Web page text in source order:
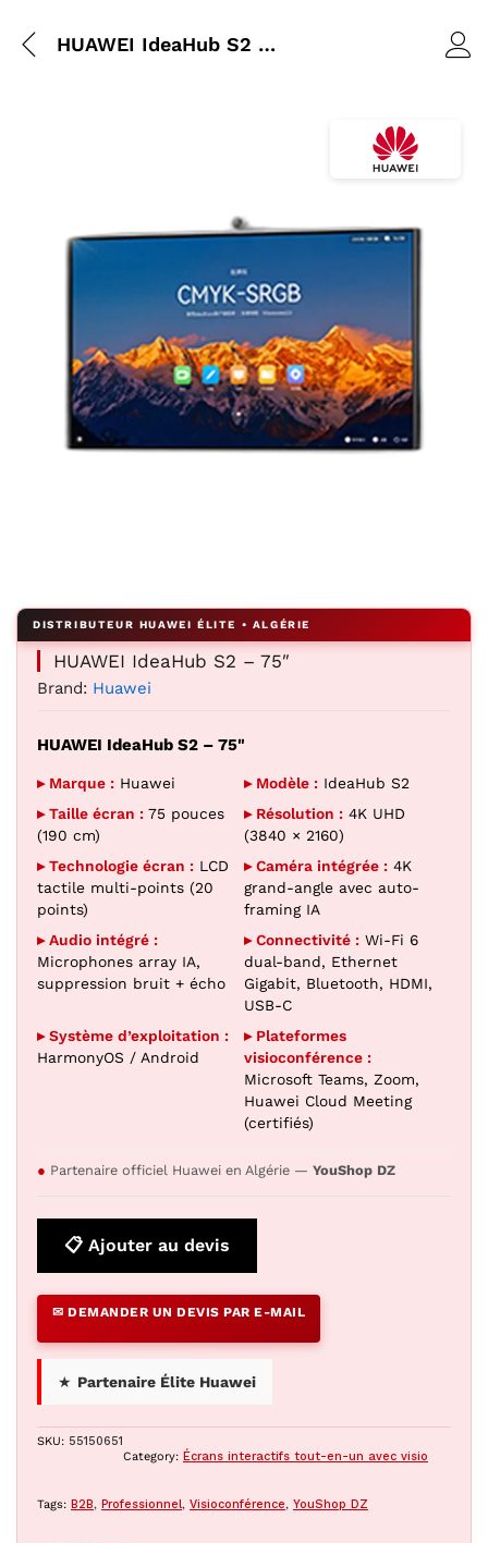
HUAWEI IdeaHub S2 – 75″
HUAWEI IdeaHub S2 – 75″
Brand: Huawei
HUAWEI IdeaHub S2 – 75"
▸ Marque : Huawei ▸ Modèle : IdeaHub S2
▸ Taille écran : 75 pouces
(190 cm)
▸ Résolution : 4K UHD
(3840 × 2160)
▸ Technologie écran : LCD
tactile multi-points (20
points)
▸ Caméra intégrée : 4K
grand-angle avec auto-
framing IA
▸ Audio intégré :
Microphones array IA,
suppression bruit + écho
▸ Connectivité : Wi-Fi 6
dual-band, Ethernet
Gigabit, Bluetooth, HDMI,
USB-C
▸ Système d’exploitation :
HarmonyOS / Android
▸ Plateformes
visioconférence :
Microsoft Teams, Zoom,
Huawei Cloud Meeting
(certifiés)
● Partenaire officiel Huawei en Algérie — YouShop DZ
📋 Ajouter au devis
✉ DEMANDER UN DEVIS PAR E-MAIL
★ Partenaire Élite Huawei
SKU: 55150651
Category: Écrans interactifs tout-en-un avec visio
Tags: B2B, Professionnel, Visioconférence, YouShop DZ